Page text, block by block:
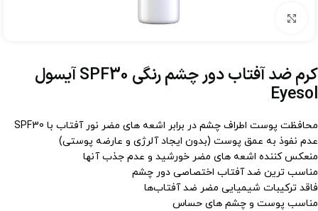
برای بزرگنمایی کلیک کنید
کرم ضد آفتاب دور چشم رنگی SPF30 آیسول
Eyesol
محافظت پوست اطراف چشم در برابر اشعه های مضر نور آفتاب با SPF30
عدم نفوذ به عمق پوست (بدون ایجاد آلرژی و عارضه پوستی)
منعکس کننده اشعه های مضر خورشید و عدم جذب آنها
مناسب ترین ضد آفتاب اختصاصی دور چشم
فاقد ترکیبات شیمیایی مضر ضد آفتاب‌ها
مناسب پوست و چشم های حساس